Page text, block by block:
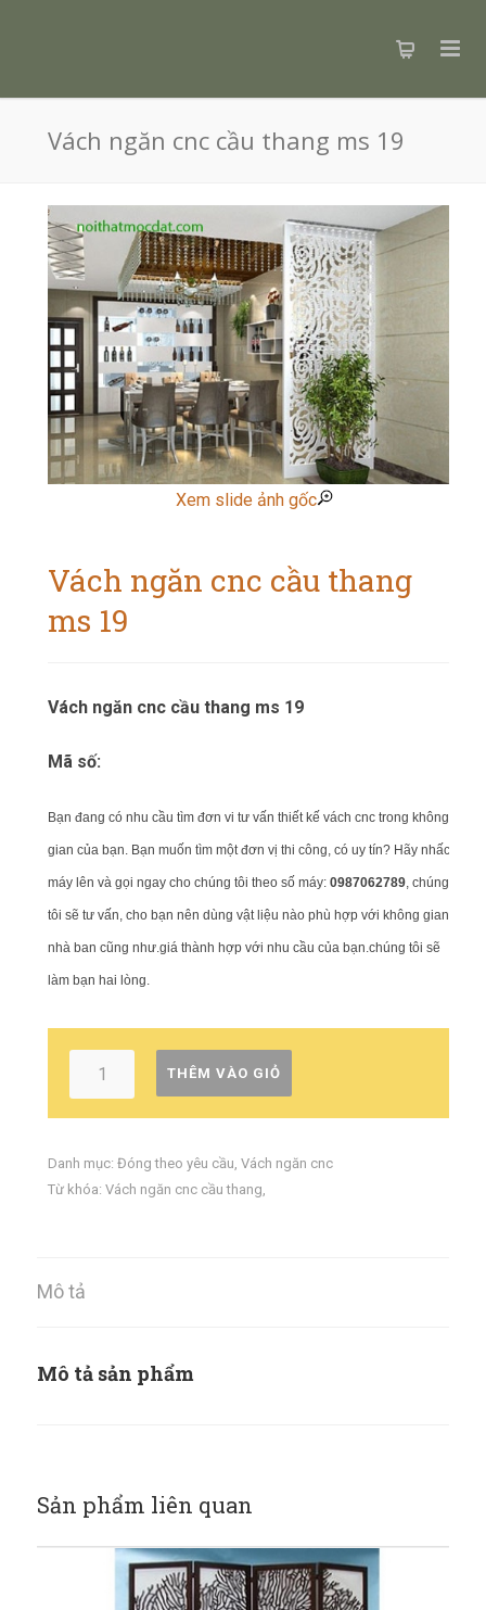
Vách ngăn cnc cầu thang ms 19
Xem slide ảnh gốc
Vách ngăn cnc cầu thang
ms 19
Vách ngăn cnc cầu thang ms 19
Mã số:
Bạn đang có nhu cầu tìm đơn vi tư vấn thiết kế vách cnc trong không
gian của bạn. Bạn muốn tìm một đơn vị thi công, có uy tín? Hãy nhấc
máy lên và gọi ngay cho chúng tôi theo số máy: 0987062789, chúng
tôi sẽ tư vấn, cho bạn nên dùng vật liệu nào phù hợp với không gian
nhà ban cũng như.giá thành hợp với nhu cầu của bạn.chúng tôi sẽ
làm bạn hai lòng.
THÊM VÀO GIỎ
Danh mục: Đóng theo yêu cầu, Vách ngăn cnc
Từ khóa: Vách ngăn cnc cầu thang,
Mô tả
Mô tả sản phẩm
Sản phẩm liên quan